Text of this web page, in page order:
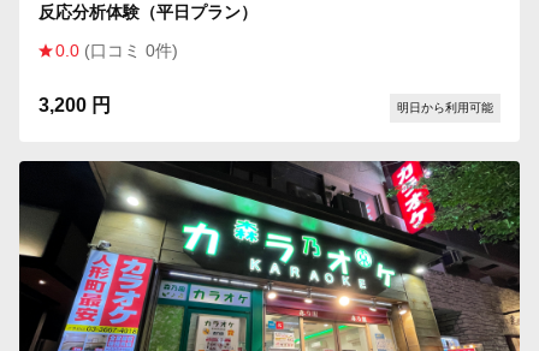
反応分析体験（平日プラン）
0.0 (口コミ 0件)
3,200 円 明日から利用可能